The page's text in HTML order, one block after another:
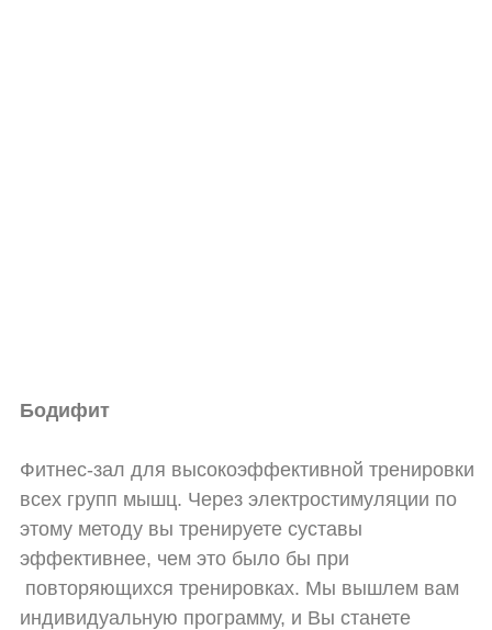
Бодифит
Фитнес-зал для высокоэффективной тренировки
всех групп мышц. Через электростимуляции по
этому методу вы тренируете суставы
эффективнее, чем это было бы при
повторяющихся тренировках. Мы вышлем вам
индивидуальную программу, и Вы станете